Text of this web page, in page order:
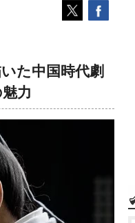
た中国時代劇
力